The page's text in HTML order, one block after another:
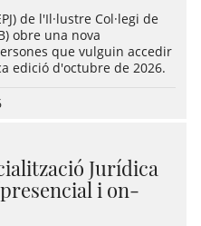
de l'Il·lustre Col·legi de
obre una nova
que vulguin accedir
edició d'octubre de 2026.
Jurídica
i on-